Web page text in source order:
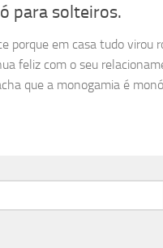
para solteiros.
porque em casa tudo virou
feliz com o seu
que a monogamia é